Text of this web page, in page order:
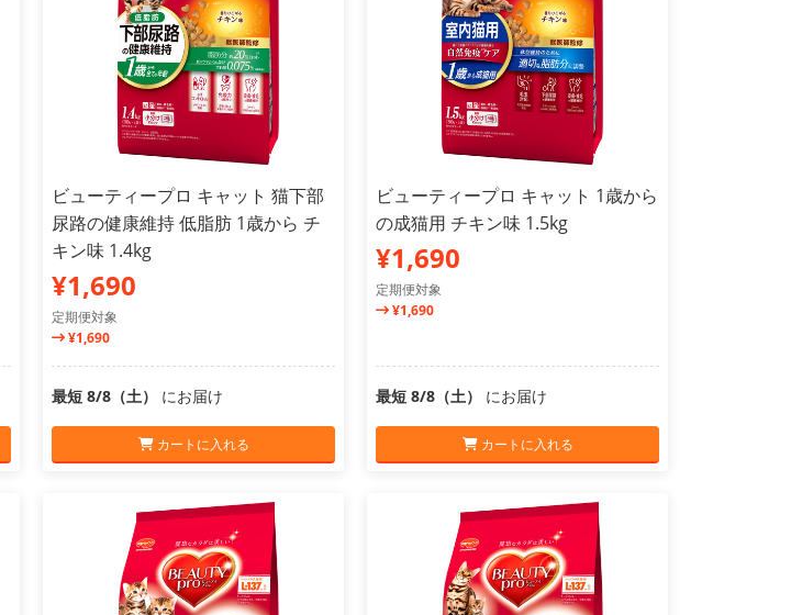
ビューティープロ キャット 猫下部
尿路の健康維持 低脂肪 1歳から チ
キン味 1.4kg
¥1,690
定期便対象
¥1,690
最短 8/8（土） にお届け
カートに入れる
ビューティープロ キャット 1歳から
の成猫用 チキン味 1.5kg
¥1,690
定期便対象
¥1,690
最短 8/8（土） にお届け
カートに入れる